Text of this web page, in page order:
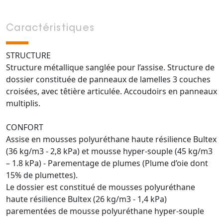
Caractéristiques
STRUCTURE
Structure métallique sanglée pour l’assise. Structure de
dossier constituée de panneaux de lamelles 3 couches
croisées, avec têtière articulée. Accoudoirs en panneaux
multiplis.
CONFORT
Assise en mousses polyuréthane haute résilience Bultex
(36 kg/m3 - 2,8 kPa) et mousse hyper-souple (45 kg/m3
– 1.8 kPa) - Parementage de plumes (Plume d’oie dont
15% de plumettes).
Le dossier est constitué de mousses polyuréthane
haute résilience Bultex (26 kg/m3 - 1,4 kPa)
parementées de mousse polyuréthane hyper-souple